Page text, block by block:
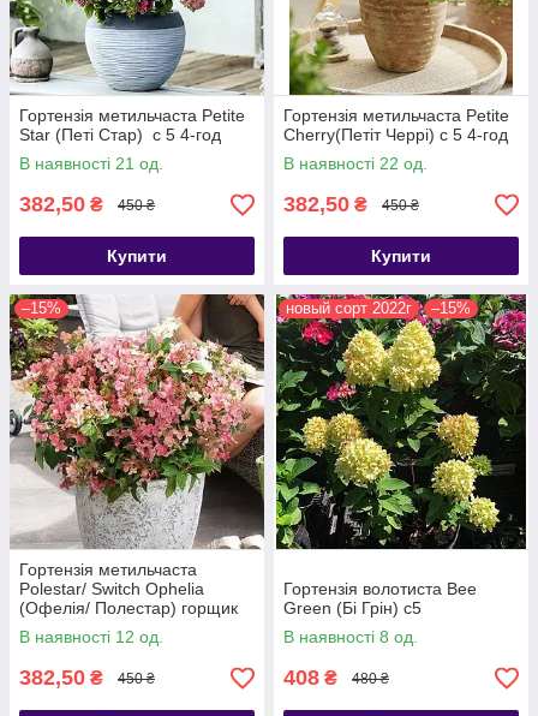
Гортензія метильчаста Petite
Star (Петі Стар) с 5 4-год
В наявності 21 од.
382,50 ₴ 450 ₴
Купити
Гортензія метильчаста Petite
Cherry(Петіт Черрі) с 5 4-год
В наявності 22 од.
382,50 ₴ 450 ₴
Купити
–15%
Гортензія метильчаста
Polestar/ Switch Ophelia
(Офелія/ Полестар) горщик
5л 4,5 роки
В наявності 12 од.
382,50 ₴ 450 ₴
новый сорт 2022г –15%
Гортензія волотиста Bee
Green (Бі Грін) с5
В наявності 8 од.
408 ₴ 480 ₴